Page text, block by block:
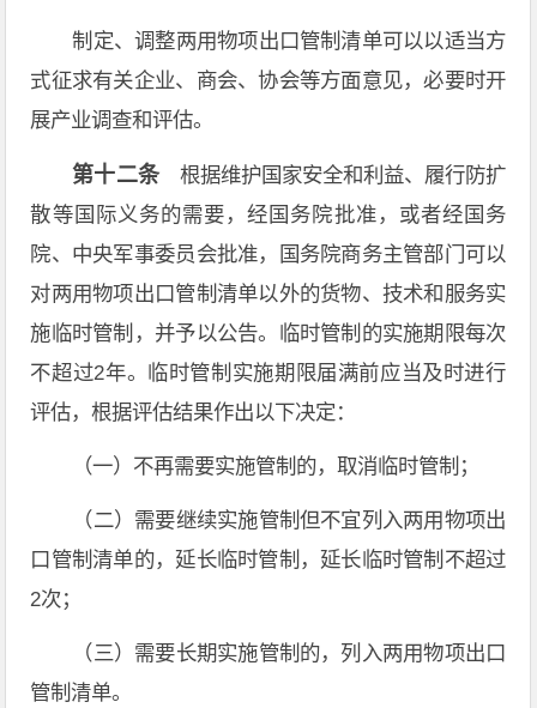
制定、调整两用物项出口管制清单可以以适当方
式征求有关企业、商会、协会等方面意见，必要时开
展产业调查和评估。
第十二条根据维护国家安全和利益、履行防扩
散等国际义务的需要，经国务院批准，或者经国务
院、中央军事委员会批准，国务院商务主管部门可以
对两用物项出口管制清单以外的货物、技术和服务实
施临时管制，并予以公告。临时管制的实施期限每次
不超过2年。临时管制实施期限届满前应当及时进行
评估，根据评估结果作出以下决定：
（一）不再需要实施管制的，取消临时管制；
（二）需要继续实施管制但不宜列入两用物项出
口管制清单的，延长临时管制，延长临时管制不超过
2次；
（三）需要长期实施管制的，列入两用物项出口
管制清单。